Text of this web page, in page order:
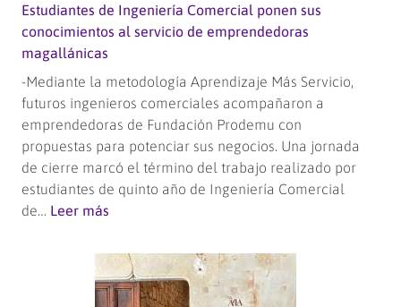
y
continuidad
estudios
Estudiantes de Ingeniería Comercial ponen sus
conocimientos al servicio de emprendedoras
magallánicas
-Mediante la metodología Aprendizaje Más Servicio,
futuros ingenieros comerciales acompañaron a
emprendedoras de Fundación Prodemu con
propuestas para potenciar sus negocios. Una jornada
de cierre marcó el término del trabajo realizado por
estudiantes de quinto año de Ingeniería Comercial
de… Leer más
de
Ingeniería
Comercial